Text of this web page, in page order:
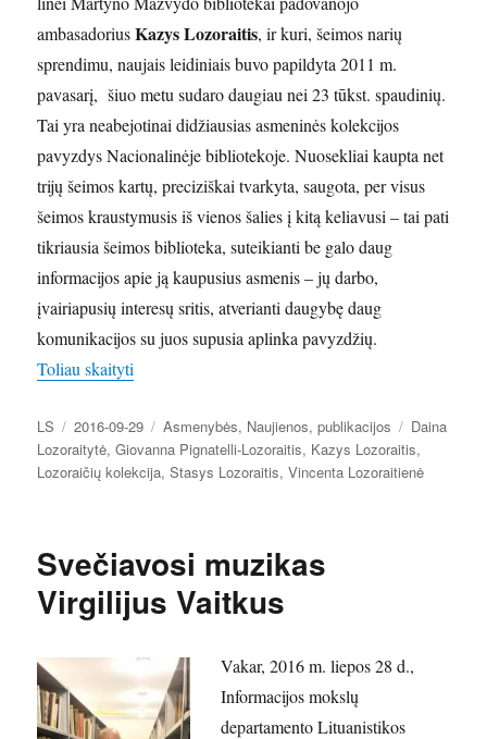
ambasadoriusKazys Lozoraitis, ir kuri, šeimos narių
sprendimu, naujais leidiniais buvo papildyta 2011 m.
pavasarį, šiuo metu sudaro daugiau nei 23 tūkst. spaudinių.
Tai yra neabejotinai didžiausias asmeninės kolekcijos
pavyzdys Nacionalinėje bibliotekoje. Nuosekliai kaupta net
trijų šeimos kartų, preciziškai tvarkyta, saugota, per visus
šeimos kraustymusis iš vienos šalies į kitą keliavusi – tai pati
tikriausia šeimos biblioteka, suteikianti be galo daug
informacijos apie ją kaupusius asmenis – jų darbo,
įvairiapusių interesų sritis, atverianti daugybę daug
komunikacijos su juos supusia aplinka pavyzdžių.
Toliau skaityti
Autorius
LS Paskelbta
2016-09-29 Kategorijos
Asmenybės, Naujienos,publikacijos Žymos
Daina
Lozoraitytė,Giovanna Pignatelli-Lozoraitis, Kazys Lozoraitis,
Lozoraičių kolekcija,Stasys Lozoraitis,Vincenta Lozoraitienė
Svečiavosi muzikas
Virgilijus Vaitkus
Vakar, 2016 m. liepos 28 d.,
Informacijos mokslų
departamento Lituanistikos